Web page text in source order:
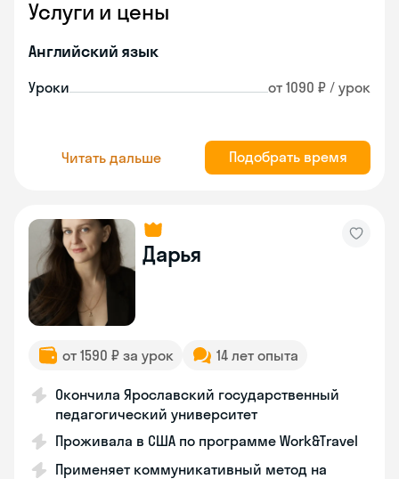
Услуги и цены
Английский язык
Уроки от 1090 ₽ / урок
Читать дальше Подобрать время
Дарья
от 1590 ₽ за урок 14 лет опыта
Окончила Ярославский государственный
педагогический университет
Проживала в США по программе Work&Travel
Применяет коммуникативный метод на